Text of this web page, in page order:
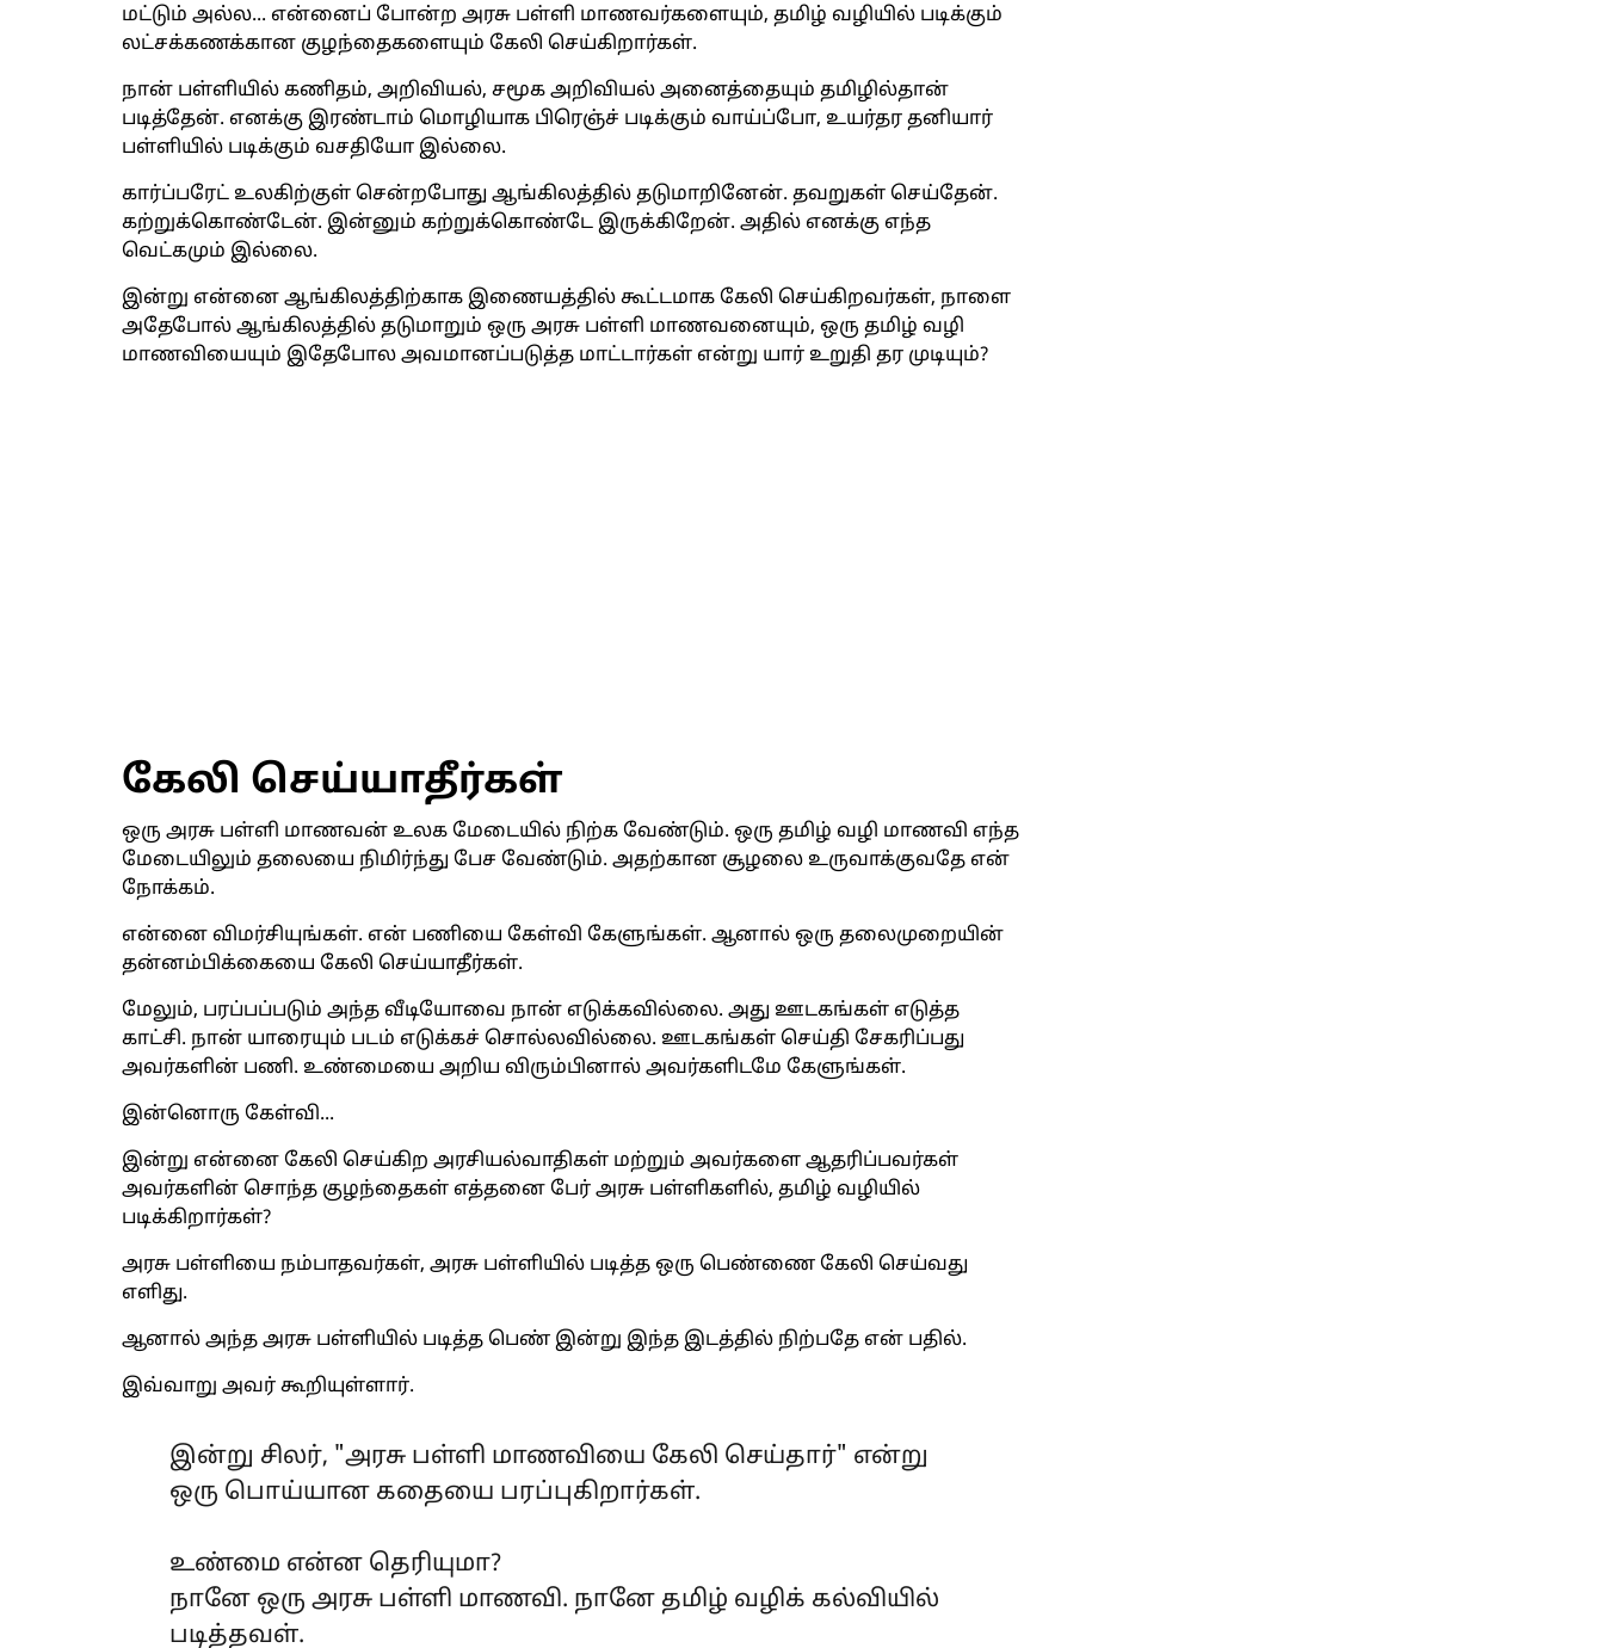
மட்டும் அல்ல... என்னைப் போன்ற அரசு பள்ளி மாணவர்களையும், தமிழ் வழியில் படிக்கும்
லட்சக்கணக்கான குழந்தைகளையும் கேலி செய்கிறார்கள்.
நான் பள்ளியில் கணிதம், அறிவியல், சமூக அறிவியல் அனைத்தையும் தமிழில்தான்
படித்தேன். எனக்கு இரண்டாம் மொழியாக பிரெஞ்ச் படிக்கும் வாய்ப்போ, உயர்தர தனியார்
பள்ளியில் படிக்கும் வசதியோ இல்லை.
கார்ப்பரேட் உலகிற்குள் சென்றபோது ஆங்கிலத்தில் தடுமாறினேன். தவறுகள் செய்தேன்.
கற்றுக்கொண்டேன். இன்னும் கற்றுக்கொண்டே இருக்கிறேன். அதில் எனக்கு எந்த
வெட்கமும் இல்லை.
இன்று என்னை ஆங்கிலத்திற்காக இணையத்தில் கூட்டமாக கேலி செய்கிறவர்கள், நாளை
அதேபோல் ஆங்கிலத்தில் தடுமாறும் ஒரு அரசு பள்ளி மாணவனையும், ஒரு தமிழ் வழி
மாணவியையும் இதேபோல அவமானப்படுத்த மாட்டார்கள் என்று யார் உறுதி தர முடியும்?
கேலி செய்யாதீர்கள்
ஒரு அரசு பள்ளி மாணவன் உலக மேடையில் நிற்க வேண்டும். ஒரு தமிழ் வழி மாணவி எந்த
மேடையிலும் தலையை நிமிர்ந்து பேச வேண்டும். அதற்கான சூழலை உருவாக்குவதே என்
நோக்கம்.
என்னை விமர்சியுங்கள். என் பணியை கேள்வி கேளுங்கள். ஆனால் ஒரு தலைமுறையின்
தன்னம்பிக்கையை கேலி செய்யாதீர்கள்.
மேலும், பரப்பப்படும் அந்த வீடியோவை நான் எடுக்கவில்லை. அது ஊடகங்கள் எடுத்த
காட்சி. நான் யாரையும் படம் எடுக்கச் சொல்லவில்லை. ஊடகங்கள் செய்தி சேகரிப்பது
அவர்களின் பணி. உண்மையை அறிய விரும்பினால் அவர்களிடமே கேளுங்கள்.
இன்னொரு கேள்வி...
இன்று என்னை கேலி செய்கிற அரசியல்வாதிகள் மற்றும் அவர்களை ஆதரிப்பவர்கள்
அவர்களின் சொந்த குழந்தைகள் எத்தனை பேர் அரசு பள்ளிகளில், தமிழ் வழியில்
படிக்கிறார்கள்?
அரசு பள்ளியை நம்பாதவர்கள், அரசு பள்ளியில் படித்த ஒரு பெண்ணை கேலி செய்வது
எளிது.
ஆனால் அந்த அரசு பள்ளியில் படித்த பெண் இன்று இந்த இடத்தில் நிற்பதே என் பதில்.
இவ்வாறு அவர் கூறியுள்ளார்.
இன்று சிலர், "அரசு பள்ளி மாணவியை கேலி செய்தார்" என்று
ஒரு பொய்யான கதையை பரப்புகிறார்கள்.
உண்மை என்ன தெரியுமா?
நானே ஒரு அரசு பள்ளி மாணவி. நானே தமிழ் வழிக் கல்வியில்
படித்தவள்.